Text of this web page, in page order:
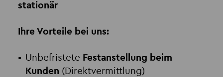
stationär
Ihre Vorteile bei uns:
Unbefristete Festanstellung beim
Kunden (Direktvermittlung)